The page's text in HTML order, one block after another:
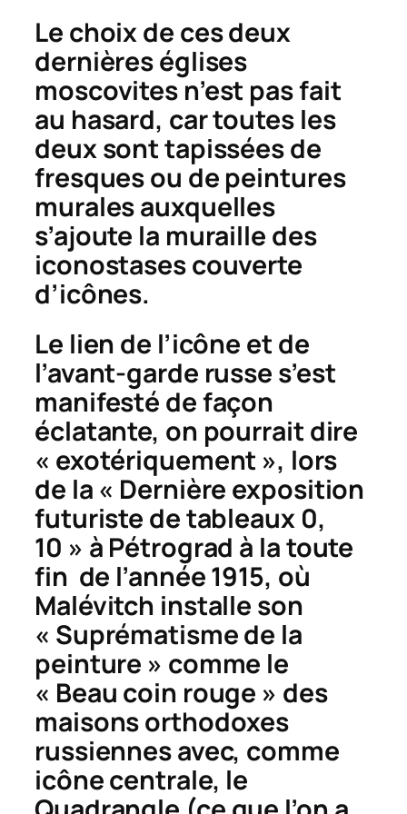
Le choix de ces deux
dernières églises
moscovites n’est pas fait
au hasard, car toutes les
deux sont tapissées de
fresques ou de peintures
murales auxquelles
s’ajoute la muraille des
iconostases couverte
d’icônes.
Le lien de l’icône et de
l’avant-garde russe s’est
manifesté de façon
éclatante, on pourrait dire
« exotériquement », lors
de la « Dernière exposition
futuriste de tableaux 0,
10 » à Pétrograd à la toute
fin de l’année 1915, où
Malévitch installe son
« Suprématisme de la
peinture » comme le
« Beau coin rouge » des
maisons orthodoxes
russiennes avec, comme
icône centrale, le